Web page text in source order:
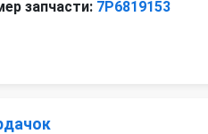
запчасти: 7P6819153